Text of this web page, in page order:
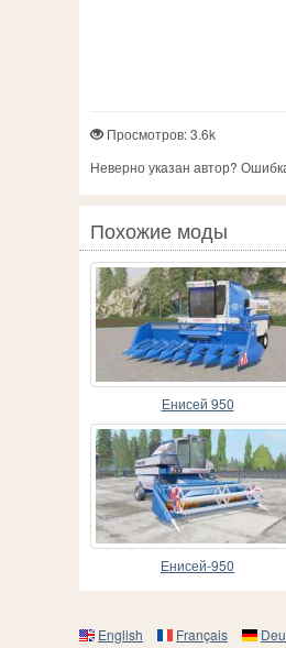
Просмотров: 3.6k
Неверно указан автор?
Похожие моды
Енисей 950
Енисей-950
English Français